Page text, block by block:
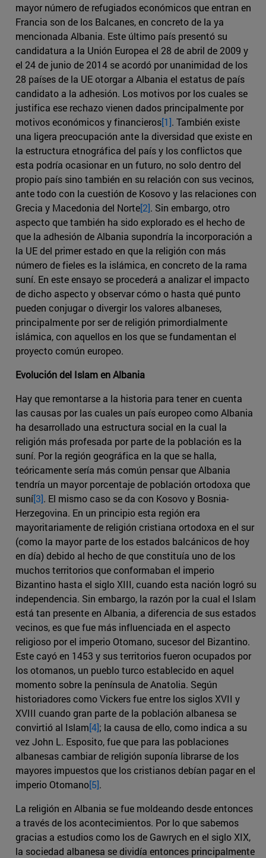
mayor número de refugiados económicos que entran en
Francia son de los Balcanes, en concreto de la ya
mencionada Albania. Este último país presentó su
candidatura a la Unión Europea el 28 de abril de 2009 y
el 24 de junio de 2014 se acordó por unanimidad de los
28 países de la UE otorgar a Albania el estatus de país
candidato a la adhesión. Los motivos por los cuales se
justifica ese rechazo vienen dados principalmente por
motivos económicos y financieros[1]. También existe
una ligera preocupación ante la diversidad que existe en
la estructura etnográfica del país y los conflictos que
esta podría ocasionar en un futuro, no solo dentro del
propio país sino también en su relación con sus vecinos,
ante todo con la cuestión de Kosovo y las relaciones con
Grecia y Macedonia del Norte[2]. Sin embargo, otro
aspecto que también ha sido explorado es el hecho de
que la adhesión de Albania supondría la incorporación a
la UE del primer estado en que la religión con más
número de fieles es la islámica, en concreto de la rama
suní. En este ensayo se procederá a analizar el impacto
de dicho aspecto y observar cómo o hasta qué punto
pueden conjugar o divergir los valores albaneses,
principalmente por ser de religión primordialmente
islámica, con aquellos en los que se fundamentan el
proyecto común europeo.
Evolución del Islam en Albania
Hay que remontarse a la historia para tener en cuenta
las causas por las cuales un país europeo como Albania
ha desarrollado una estructura social en la cual la
religión más profesada por parte de la población es la
suní. Por la región geográfica en la que se halla,
teóricamente sería más común pensar que Albania
tendría un mayor porcentaje de población ortodoxa que
suní[3]. El mismo caso se da con Kosovo y Bosnia-
Herzegovina. En un principio esta región era
mayoritariamente de religión cristiana ortodoxa en el sur
(como la mayor parte de los estados balcánicos de hoy
en día) debido al hecho de que constituía uno de los
muchos territorios que conformaban el imperio
Bizantino hasta el siglo XIII, cuando esta nación logró su
independencia. Sin embargo, la razón por la cual el Islam
está tan presente en Albania, a diferencia de sus estados
vecinos, es que fue más influenciada en el aspecto
religioso por el imperio Otomano, sucesor del Bizantino.
Este cayó en 1453 y sus territorios fueron ocupados por
los otomanos, un pueblo turco establecido en aquel
momento sobre la península de Anatolia. Según
historiadores como Vickers fue entre los siglos XVII y
XVIII cuando gran parte de la población albanesa se
convirtió al Islam[4]; la causa de ello, como indica a su
vez John L. Esposito, fue que para las poblaciones
albanesas cambiar de religión suponía librarse de los
mayores impuestos que los cristianos debían pagar en el
imperio Otomano[5].
La religión en Albania se fue moldeando desde entonces
a través de los acontecimientos. Por lo que sabemos
gracias a estudios como los de Gawrych en el siglo XIX,
la sociedad albanesa se dividía entonces principalmente